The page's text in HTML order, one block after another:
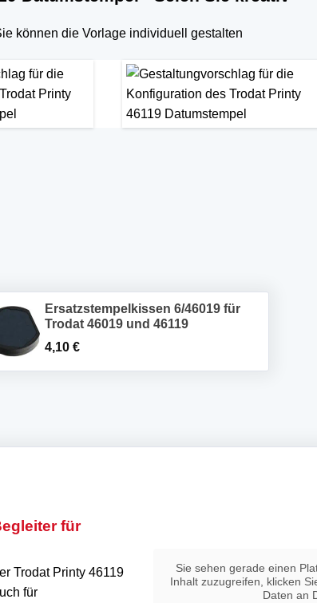
können die Vorlage individuell gestalten
Ersatzstempelkissen 6/46019 für
Trodat 46019 und 46119
4,10 €
für
Trodat Printy 46119
für
Sie sehen gerade einen
Inhalt zuzugreifen, klicken
Daten an